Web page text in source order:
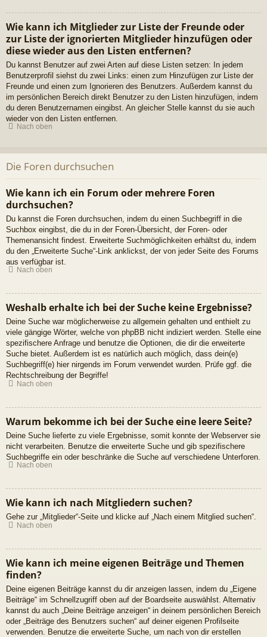
Wie kann ich Mitglieder zur Liste der Freunde oder
zur Liste der ignorierten Mitglieder hinzufügen oder
diese wieder aus den Listen entfernen?
Du kannst Benutzer auf zwei Arten auf diese Listen setzen: In jedem
Benutzerprofil siehst du zwei Links: einen zum Hinzufügen zur Liste der
Freunde und einen zum Ignorieren des Benutzers. Außerdem kannst du
im persönlichen Bereich direkt Benutzer zu den Listen hinzufügen, indem
du deren Benutzernamen eingibst. An gleicher Stelle kannst du sie auch
wieder von den Listen entfernen.
Nach oben
Die Foren durchsuchen
Wie kann ich ein Forum oder mehrere Foren
durchsuchen?
Du kannst die Foren durchsuchen, indem du einen Suchbegriff in die
Suchbox eingibst, die du in der Foren-Übersicht, der Foren- oder
Themenansicht findest. Erweiterte Suchmöglichkeiten erhältst du, indem
du den „Erweiterte Suche“-Link anklickst, der von jeder Seite des Forums
aus verfügbar ist.
Nach oben
Weshalb erhalte ich bei der Suche keine Ergebnisse?
Deine Suche war möglicherweise zu allgemein gehalten und enthielt zu
viele gängige Wörter, welche von phpBB nicht indiziert werden. Stelle eine
spezifischere Anfrage und benutze die Optionen, die dir die erweiterte
Suche bietet. Außerdem ist es natürlich auch möglich, dass dein(e)
Suchbegriff(e) hier nirgends im Forum verwendet wurden. Prüfe ggf. die
Rechtschreibung der Begriffe!
Nach oben
Warum bekomme ich bei der Suche eine leere Seite?
Deine Suche lieferte zu viele Ergebnisse, somit konnte der Webserver sie
nicht verarbeiten. Benutze die erweiterte Suche und gib spezifischere
Suchbegriffe ein oder beschränke die Suche auf verschiedene Unterforen.
Nach oben
Wie kann ich nach Mitgliedern suchen?
Gehe zur „Mitglieder“-Seite und klicke auf „Nach einem Mitglied suchen“.
Nach oben
Wie kann ich meine eigenen Beiträge und Themen
finden?
Deine eigenen Beiträge kannst du dir anzeigen lassen, indem du „Eigene
Beiträge“ im Schnellzugriff oben auf der Boardseite auswählst. Alternativ
kannst du auch „Deine Beiträge anzeigen“ in deinem persönlichen Bereich
oder „Beiträge des Benutzers suchen“ auf deiner eigenen Profilseite
verwenden. Benutze die erweiterte Suche, um nach von dir erstellen